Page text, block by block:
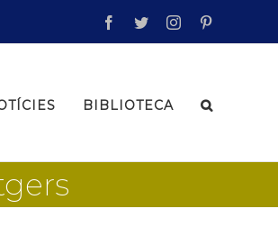
facebook
twitterinstagram
BIBLIOTECA